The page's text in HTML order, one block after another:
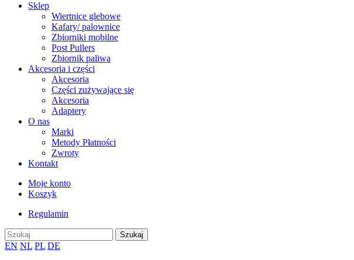
Sklep
Wiertnice glebowe
Kafary/ palownice
Zbiorniki mobilne
Post Pullers
Zbiornik paliwa
Akcesoria i części
Akcesoria
Części zużywające się
Akcesoria
Adaptery
O nas
Marki
Metody Płatności
Zwroty
Kontakt
Moje konto
Koszyk
Regulamin
EN NL PL DE